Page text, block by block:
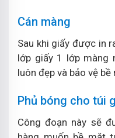
Cán màng
Sau khi giấy được in
lớp giấy 1 lớp màng
luôn đẹp và bảo vệ
Phủ bóng cho túi
Công đoạn này sẽ